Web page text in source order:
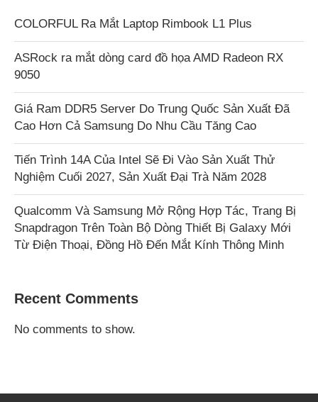
COLORFUL Ra Mắt Laptop Rimbook L1 Plus
ASRock ra mắt dòng card đồ họa AMD Radeon RX
9050
Giá Ram DDR5 Server Do Trung Quốc Sản Xuất Đã
Cao Hơn Cả Samsung Do Nhu Cầu Tăng Cao
Tiến Trình 14A Của Intel Sẽ Đi Vào Sản Xuất Thử
Nghiệm Cuối 2027, Sản Xuất Đại Trà Năm 2028
Qualcomm Và Samsung Mở Rộng Hợp Tác, Trang Bị
Snapdragon Trên Toàn Bộ Dòng Thiết Bị Galaxy Mới
Từ Điện Thoại, Đồng Hồ Đến Mắt Kính Thông Minh
Recent Comments
No comments to show.